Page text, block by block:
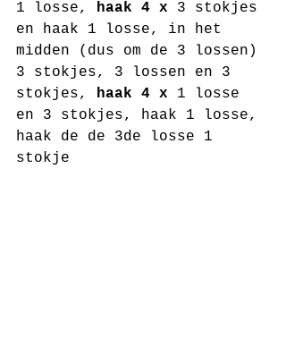
1 losse, haak 4 x 3 stokjes
en haak 1 losse, in het
midden (dus om de 3 lossen)
3 stokjes, 3 lossen en 3
stokjes, haak 4 x 1 losse
en 3 stokjes, haak 1 losse,
haak de de 3de losse 1
stokje